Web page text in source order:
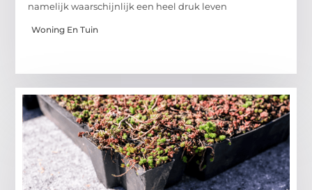
namelijk waarschijnlijk een heel druk leven
Woning En Tuin